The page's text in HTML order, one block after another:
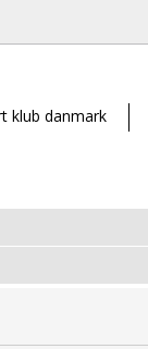
klub danmark